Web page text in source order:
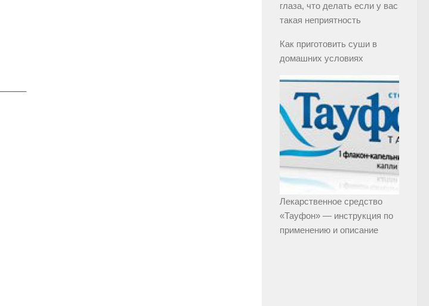
глаза, что делать если у вас
такая неприятность
Как приготовить суши в
домашних условиях
Лекарственное средство
«Тауфон» — инструкция по
применению и описание